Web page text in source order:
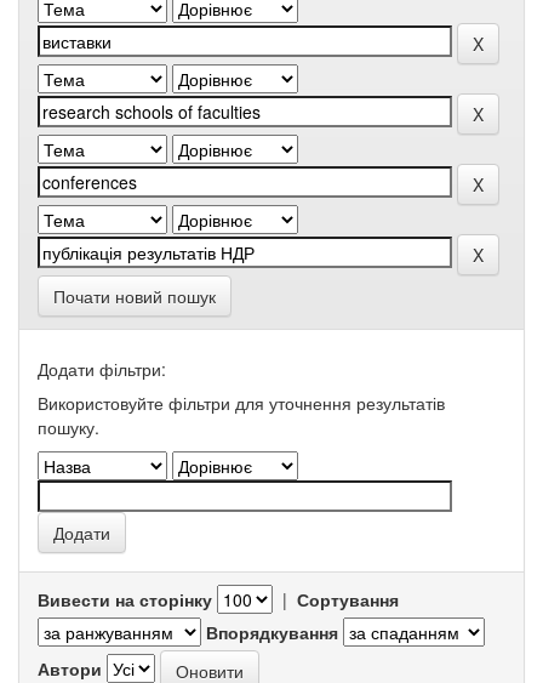
Почати новий пошук
Додати фільтри:
Використовуйте фільтри для уточнення результатів
пошуку.
Вивести на сторінку | Сортування
Впорядкування
Автори